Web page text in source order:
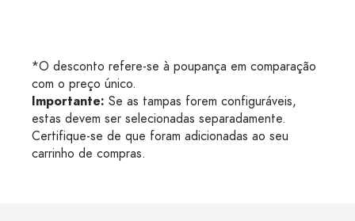
*O desconto refere-se à poupança em comparação
com o preço único.
Importante: Se as tampas forem configuráveis,
estas devem ser selecionadas separadamente.
Certifique-se de que foram adicionadas ao seu
carrinho de compras.